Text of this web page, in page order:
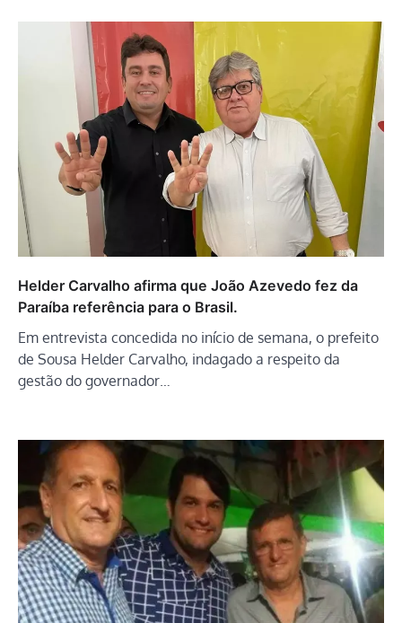
Helder Carvalho afirma que João Azevedo fez da
Paraíba referência para o Brasil.
Em entrevista concedida no início de semana, o prefeito
de Sousa Helder Carvalho, indagado a respeito da
gestão do governador…